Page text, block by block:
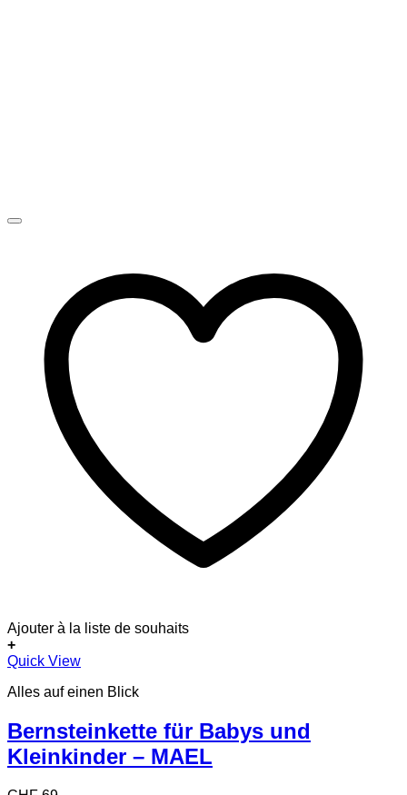
Ajouter à la liste de souhaits
+
Quick View
Alles auf einen Blick
Bernsteinkette für Babys und
Kleinkinder – MAEL